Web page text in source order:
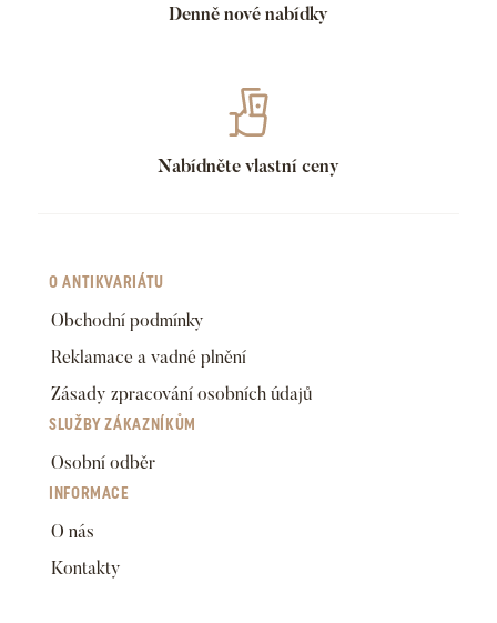
Denně nové nabídky
Nabídněte vlastní ceny
O ANTIKVARIÁTU
Obchodní podmínky
Reklamace a vadné plnění
Zásady zpracování osobních údajů
SLUŽBY ZÁKAZNÍKŮM
Osobní odběr
INFORMACE
O nás
Kontakty